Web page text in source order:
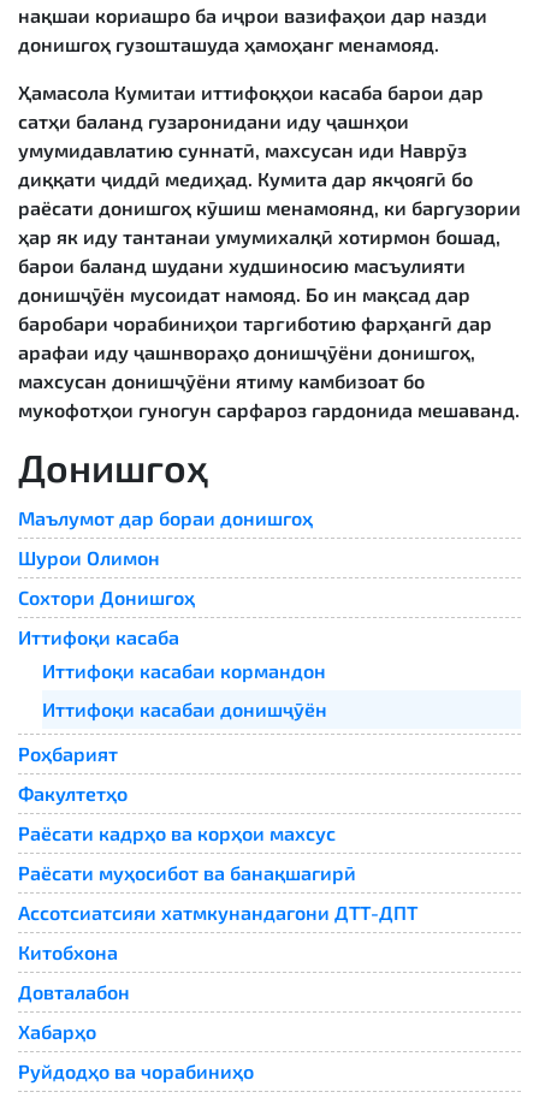
нақшаи кориашро ба иҷрои вазифаҳои дар назди
донишгоҳ гузошташуда ҳамоҳанг менамояд.
Ҳамасола Кумитаи иттифоқҳои касаба барои дар
сатҳи баланд гузаронидани иду ҷашнҳои
умумидавлатию суннатӣ, махсусан иди Наврӯз
диққати ҷиддӣ медиҳад. Кумита дар якҷоягӣ бо
раёсати донишгоҳ кӯшиш менамоянд, ки баргузории
ҳар як иду тантанаи умумихалқӣ хотирмон бошад,
барои баланд шудани худшиносию масъулияти
донишҷӯён мусоидат намояд. Бо ин мақсад дар
баробари чорабиниҳои тарғиботию фарҳангӣ дар
арафаи иду ҷашнвораҳо донишҷӯёни донишгоҳ,
махсусан донишҷӯёни ятиму камбизоат бо
мукофотҳои гуногун сарфароз гардонида мешаванд.
Донишгоҳ
Маълумот дар бораи донишгоҳ
Шурои Олимон
Сохтори Донишгоҳ
Иттифоқи касаба
Иттифоқи касабаи кормандон
Иттифоқи касабаи донишҷӯён
Роҳбарият
Факултетҳо
Раёсати кадрҳо ва корҳои махсус
Раёсати муҳосибот ва банақшагирӣ
Ассотсиатсияи хатмкунандагони ДТТ-ДПТ
Китобхона
Довталабон
Хабарҳо
Руйдодҳо ва чорабиниҳо